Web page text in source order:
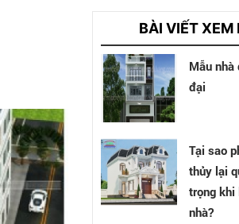
BÀI VIẾT XEM
Mẫu nhà
đại
Tại sao
thủy lại
trọng khi
nhà?